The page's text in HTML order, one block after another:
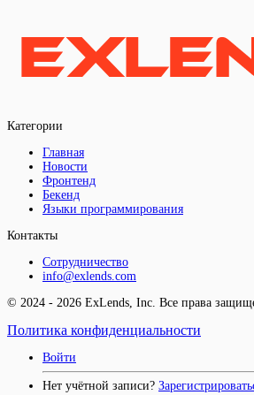
Категории
Главная
Новости
Фронтенд
Бекенд
Языки программирования
Контакты
Сотрудничество
info@exlends.com
© 2024 - 2026 ExLends, Inc. Все права
Политика конфиденциальности
Войти
Нет учётной записи?